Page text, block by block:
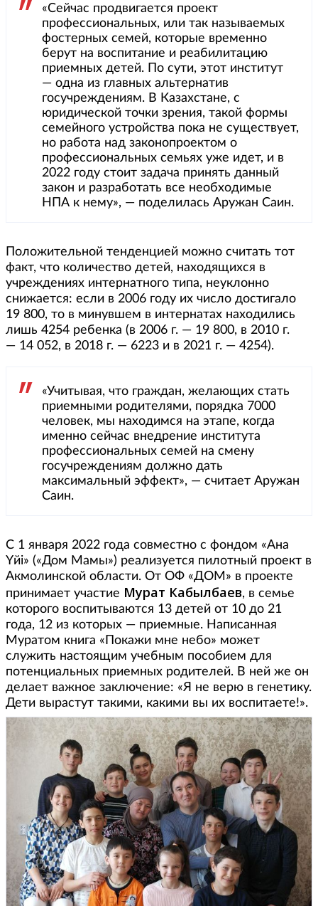
«Сейчас продвигается проект
профессиональных, или так называемых
фостерных семей, которые временно
берут на воспитание и реабилитацию
приемных детей. По сути, этот институт
— одна из главных альтернатив
госучреждениям. В Казахстане, с
юридической точки зрения, такой формы
семейного устройства пока не существует,
но работа над законопроектом о
профессиональных семьях уже идет, и в
2022 году стоит задача принять данный
закон и разработать все необходимые
НПА к нему», — поделилась Аружан Саин.
Положительной тенденцией можно считать тот
факт, что количество детей, находящихся в
учреждениях интернатного типа, неуклонно
снижается: если в 2006 году их число достигало
19 800, то в минувшем в интернатах находились
лишь 4254 ребенка (в 2006 г. — 19 800, в 2010 г.
— 14 052, в 2018 г. — 6223 и в 2021 г. — 4254).
«Учитывая, что граждан, желающих стать
приемными родителями, порядка 7000
человек, мы находимся на этапе, когда
именно сейчас внедрение института
профессиональных семей на смену
госучреждениям должно дать
максимальный эффект», — считает Аружан
Саин.
С 1 января 2022 года совместно с фондом «Ана
Yйi» («Дом Мамы») реализуется пилотный проект в
Акмолинской области. От ОФ «ДОМ» в проекте
принимает участие Мурат Кабылбаев, в семье
которого воспитываются 13 детей от 10 до 21
года, 12 из которых — приемные. Написанная
Муратом книга «Покажи мне небо» может
служить настоящим учебным пособием для
потенциальных приемных родителей. В ней же он
делает важное заключение: «Я не верю в генетику.
Дети вырастут такими, какими вы их воспитаете!».